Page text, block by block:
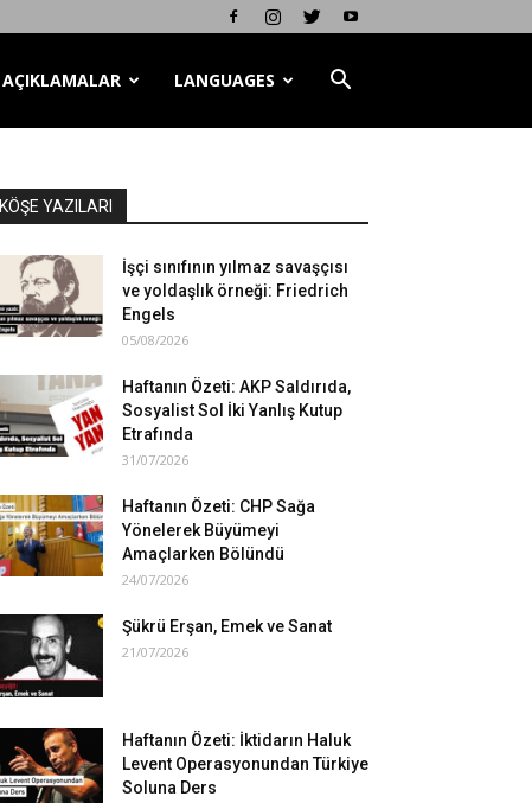
AÇIKLAMALAR LANGUAGES
KÖŞE YAZILARI
İşçi sınıfının yılmaz savaşçısı
ve yoldaşlık örneği: Friedrich
Engels
05/08/2026
Haftanın Özeti: AKP Saldırıda,
Sosyalist Sol İki Yanlış Kutup
Etrafında
31/07/2026
Haftanın Özeti: CHP Sağa
Yönelerek Büyümeyi
Amaçlarken Bölündü
24/07/2026
Şükrü Erşan, Emek ve Sanat
21/07/2026
Haftanın Özeti: İktidarın Haluk
Levent Operasyonundan Türkiye
Soluna Ders